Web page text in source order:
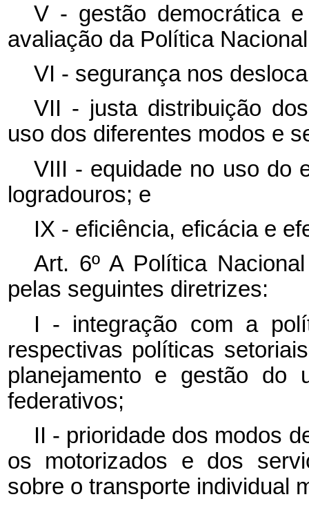
V - gestão democrática
avaliação da Política
VI - segurança nos
VII - justa distribuição
uso dos diferentes modos e
VIII - equidade no uso do
logradouros; e
IX - eficiência, eficácia e
Art. 6º A Política
pelas seguintes diretrizes:
I - integração com a
respectivas políticas
planejamento e gestão
federativos;
II - prioridade dos modos
os motorizados e dos
sobre o transporte individual